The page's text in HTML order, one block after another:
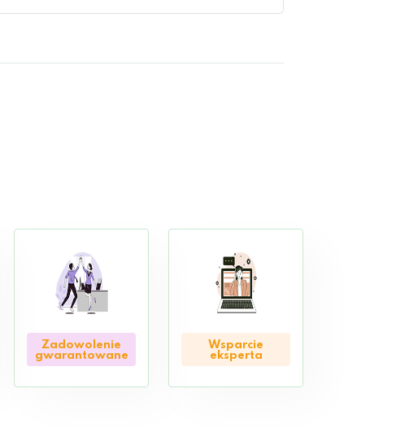
Zadowolenie
gwarantowane
Wsparcie
eksperta